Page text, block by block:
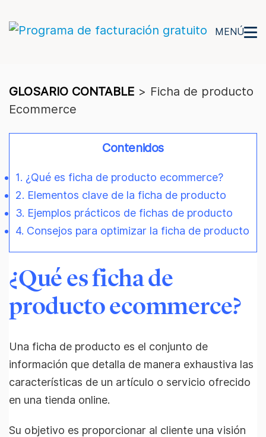
MENÚ
GLOSARIO CONTABLE > Ficha de producto
Ecommerce
Contenidos
1. ¿Qué es ficha de producto ecommerce?
2. Elementos clave de la ficha de producto
3. Ejemplos prácticos de fichas de producto
4. Consejos para optimizar la ficha de producto
¿Qué es ficha de
producto ecommerce?
Una ficha de producto es el conjunto de
información que detalla de manera exhaustiva las
características de un artículo o servicio ofrecido
en una tienda online.
Su objetivo es proporcionar al cliente una visión